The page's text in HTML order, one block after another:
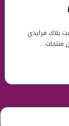
بلاك فرايدي